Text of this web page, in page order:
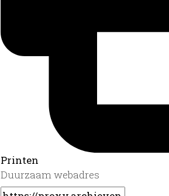
Printen
Duurzaam webadres